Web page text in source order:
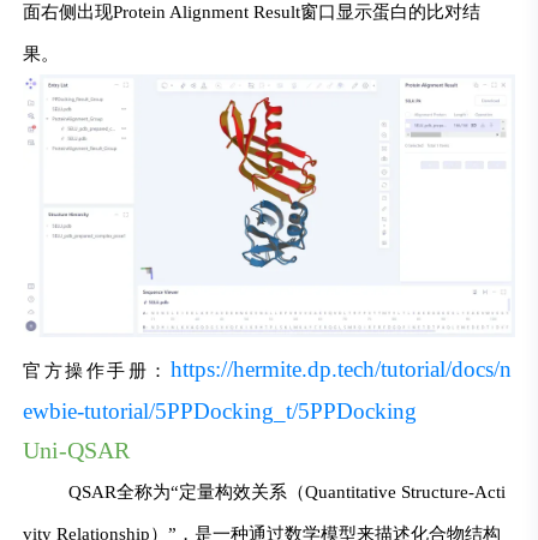
面右侧出现Protein Alignment Result窗口显示蛋白的比对结
果。
官方操作手册： https://hermite.dp.tech/tutorial/docs/n
ewbie-tutorial/5PPDocking_t/5PPDocking
Uni-QSAR
QSAR全称为“定量构效关系（Quantitative Structure-Acti
vity Relationship）”，是一种通过数学模型来描述化合物结构